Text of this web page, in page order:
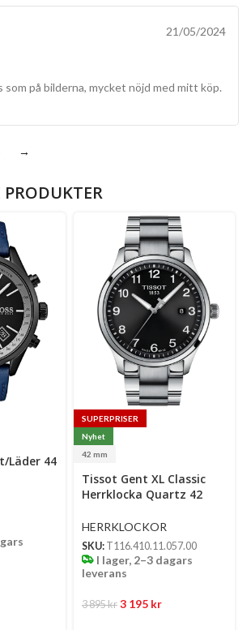
21/05/2024
som på bilderna, mycket nöjd med mitt köp.
→
PRODUKTER
Läder 44
SUPERPRISER
Nyhet
42 mm
options
Tissot Gent XL Classic
Herrklocka Quartz 42
Silverfärgad Boett Och
Länk
HERRKLOCKOR
SKU: T116.410.11.057.00
I lager, 2–3 dagars
leverans
3 895kr 3 195 kr